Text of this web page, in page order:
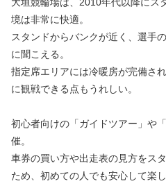
境は非常に快適。
スタンドからバンクが近く、選手
に聞こえる。
指定席エリアには冷暖房が完備さ
に観戦できる点もうれしい。
初心者向けの「ガイドツアー」や
催。
車券の買い方や出走表の見方をス
ため、初めての人でも安心して楽し